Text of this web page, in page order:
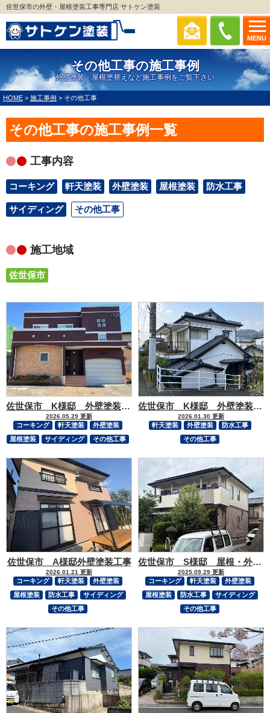
MENU
佐世保市の外壁・屋根塗装工事専門店 サトケン塗装
その他工事の施工事例
外壁塗装・屋根塗替えなど施工事例をご覧下さい
HOME > 施工事例 > その他工事
その他工事の施工事例一覧
工事内容
コーキング 軒天塗装 外壁塗装 屋根塗装 防水工事
サイディング その他工事
施工地域
佐世保市
佐世保市 K様邸 外壁塗装工事
2026.05.29 更新
コーキング 軒天塗装
外壁塗装
屋根塗装
サイディング その他工事
佐世保市 K様邸 外壁塗装・クラック補修・軒天補修工事
2026.01.30 更新
軒天塗装 外壁塗装
防水工事
その他工事
佐世保市 A様邸外壁塗装工事
2026.01.21 更新
コーキング 軒天塗装
外壁塗装
屋根塗装
防水工事
サイディング
その他工事
佐世保市 S様邸 屋根・外壁塗装
2025.09.29 更新
コーキング 軒天塗装
外壁塗装
屋根塗装
防水工事
サイディング
その他工事